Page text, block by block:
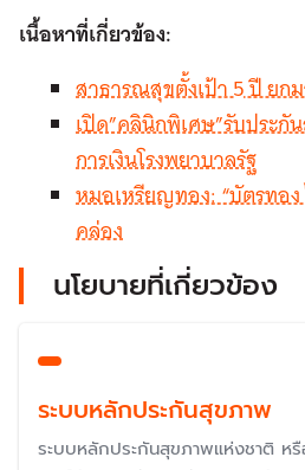
เนื้อหาที่เกี่ยวข้อง:
สาธารณสุขตั้งเป้า 5 ปี ยกม
เปิด”คลินิกพิเศษ”รับประ
การเงินโรงพยาบาลรัฐ
หมอเหรียญทอง: “บัตรทอ
คล่อง
นโยบายที่เกี่ยวข้อง
ระบบหลักประกันสุขภาพ
ระบบหลักประกันสุขภาพแห่งชาติ ห